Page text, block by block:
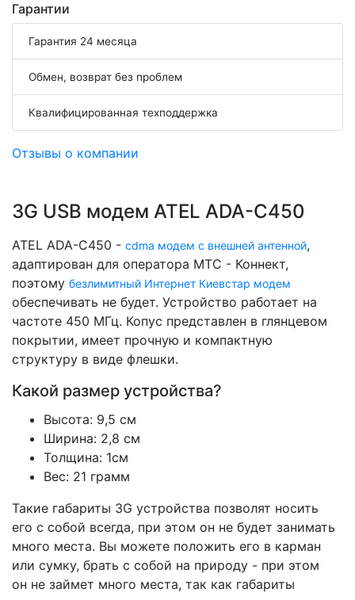
Гарантии
Гарантия 24 месяца
Обмен, возврат без проблем
Квалифицированная техподдержка
Отзывы о компании
3G USB модем ATEL ADA-С450
ATEL ADA-С450 - cdma модем с внешней антенной,
адаптирован для оператора МТС - Коннект,
поэтому безлимитный Интернет Киевстар модем
обеспечивать не будет. Устройство работает на
частоте 450 МГц. Копус представлен в глянцевом
покрытии, имеет прочную и компактную
структуру в виде флешки.
Какой размер устройства?
Высота: 9,5 см
Ширина: 2,8 см
Толщина: 1см
Вес: 21 грамм
Такие габариты 3G устройства позволят носить
его с собой всегда, при этом он не будет занимать
много места. Вы можете положить его в карман
или сумку, брать с собой на природу - при этом
он не займет много места, так как габариты